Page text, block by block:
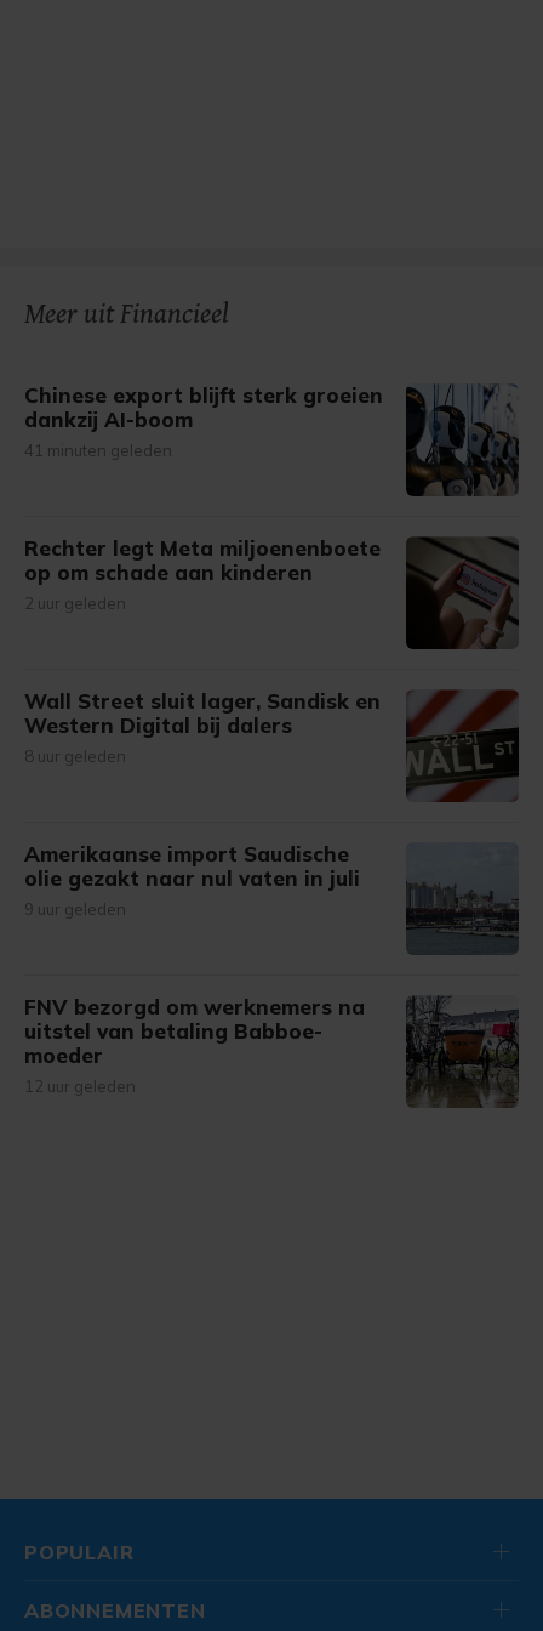
Meer uit Financieel
Chinese export blijft sterk groeien
dankzij AI-boom
41 minuten geleden
Rechter legt Meta miljoenenboete
op om schade aan kinderen
2 uur geleden
Wall Street sluit lager, Sandisk en
Western Digital bij dalers
8 uur geleden
Amerikaanse import Saudische
olie gezakt naar nul vaten in juli
9 uur geleden
FNV bezorgd om werknemers na
uitstel van betaling Babboe-
moeder
12 uur geleden
POPULAIR
ABONNEMENTEN